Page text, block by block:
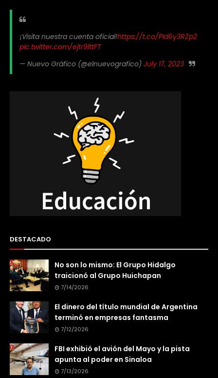
¡Visita nuestra cuenta oficial!https://t.co/PId6y3RZp2
pic.twitter.com/ejtr9lttFT
— Nuevo Gráfico (@elnuevografico) July 17, 2023
DESTACADO
No son lo mismo: El Grupo Hidalgo
traicionó al Grupo Huichapan
7/14/2026
El dinero del título mundial de Argentina
terminó en empresas fantasma
7/12/2026
FBI exhibió el avión del Mayo y la pista
apunta al poder en Sinaloa
7/13/2026